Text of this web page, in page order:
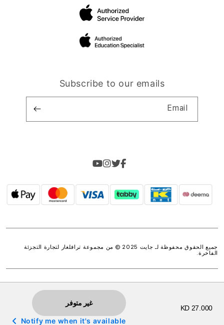
KD 27.000
غير متوفر
Notify me when it's available
Subscribe to our emails
Email
جميع الحقوق محفوظة لـ جايت 2025 © من مجموعة
ترافلغار لتجارة التجزئة
الفاخرة.
w.spdt('product', { value: 'INSERT_VALUE', // Dynamically populate from session